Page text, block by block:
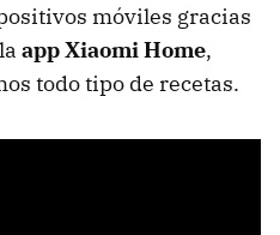
móviles gracias
app Xiaomi Home,
todo tipo de recetas.